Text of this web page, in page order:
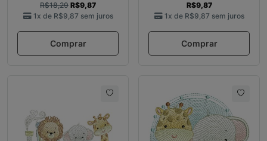
R$18,29 R$9,87
1x de R$9,87 sem juros
Comprar
R$9,87
1x de R$9,87 sem juros
Comprar